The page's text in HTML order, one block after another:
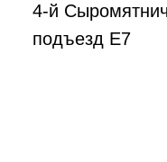
4-й
подъезд Е7